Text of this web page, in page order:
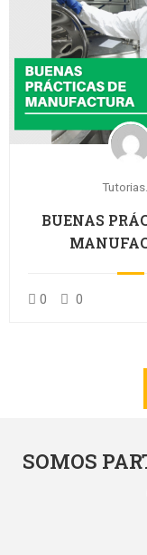
BUENAS
0 0
SOMOS